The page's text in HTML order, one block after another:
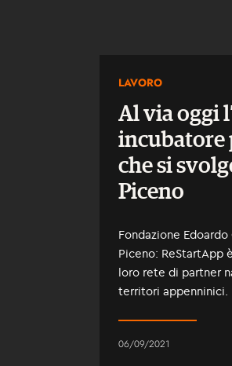
LAVORO
Al via oggi
incubatore
che si
Piceno
Fondazione
Piceno: ReStartApp
loro rete di partner
territori appenninici.
06/09/2021